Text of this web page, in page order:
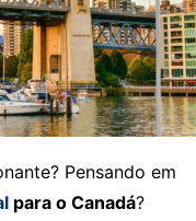
Pensando em
para o Canadá?